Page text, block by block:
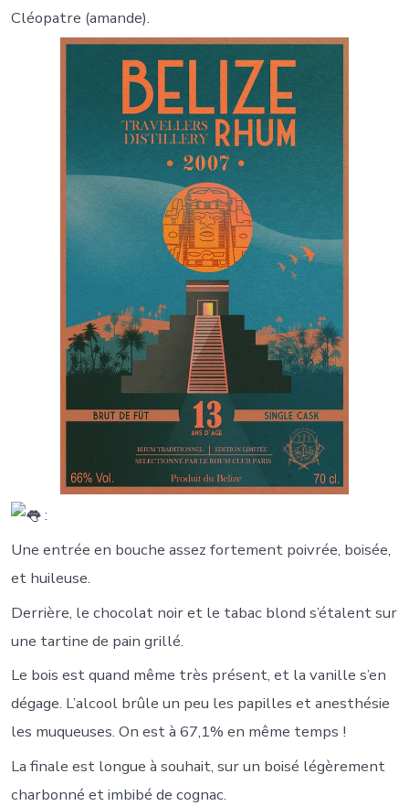
Cléopatre (amande).
:
Une entrée en bouche assez fortement poivrée, boisée,
et huileuse.
Derrière, le chocolat noir et le tabac blond s’étalent sur
une tartine de pain grillé.
Le bois est quand même très présent, et la vanille s’en
dégage. L’alcool brûle un peu les papilles et anesthésie
les muqueuses. On est à 67,1% en même temps !
La finale est longue à souhait, sur un boisé légèrement
charbonné et imbibé de cognac.